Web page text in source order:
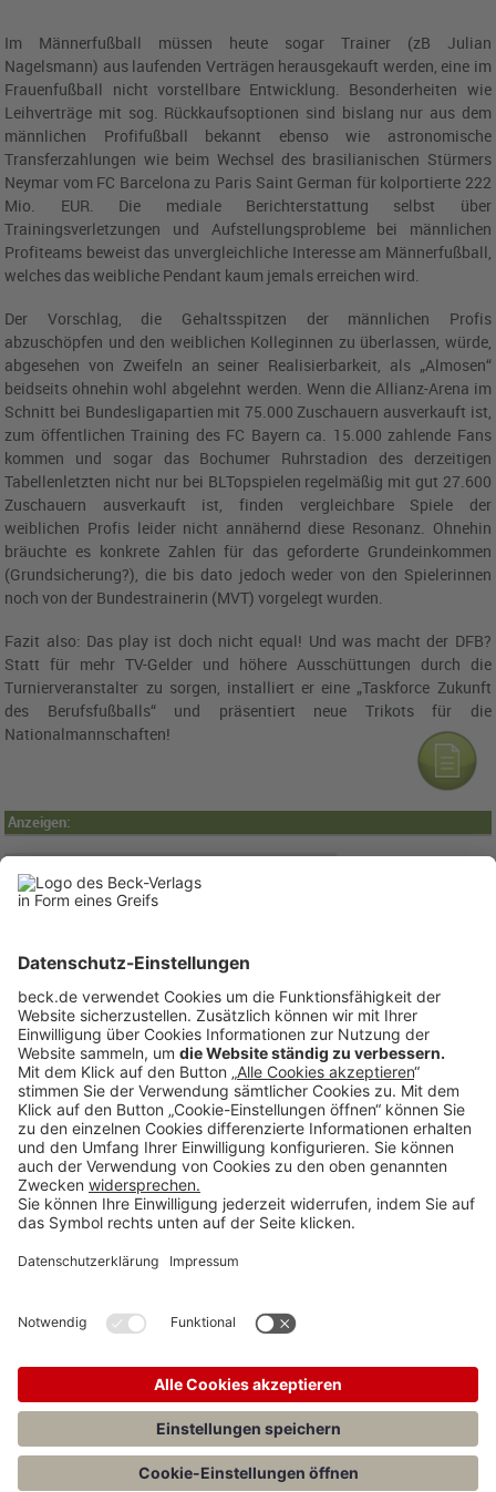
Im Männerfußball müssen heute sogar Trainer (zB Julian
Nagelsmann) aus laufenden Verträgen herausgekauft werden, eine im
Frauenfußball nicht vorstellbare Entwicklung. Besonderheiten wie
Leihverträge mit sog. Rückkaufsoptionen sind bislang nur aus dem
männlichen Profifußball bekannt ebenso wie astronomische
Transferzahlungen wie beim Wechsel des brasilianischen Stürmers
Neymar vom FC Barcelona zu Paris Saint German für kolportierte 222
Mio. EUR. Die mediale Berichterstattung selbst über
Trainingsverletzungen und Aufstellungsprobleme bei männlichen
Profiteams beweist das unvergleichliche Interesse am Männerfußball,
welches das weibliche Pendant kaum jemals erreichen wird.
Der Vorschlag, die Gehaltsspitzen der männlichen Profis
abzuschöpfen und den weiblichen Kolleginnen zu überlassen, würde,
abgesehen von Zweifeln an seiner Realisierbarkeit, als „Almosen“
beidseits ohnehin wohl abgelehnt werden. Wenn die Allianz-Arena im
Schnitt bei Bundesligapartien mit 75.000 Zuschauern ausverkauft ist,
zum öffentlichen Training des FC Bayern ca. 15.000 zahlende Fans
kommen und sogar das Bochumer Ruhrstadion des derzeitigen
Tabellenletzten nicht nur bei BLTopspielen regelmäßig mit gut 27.600
Zuschauern ausverkauft ist, finden vergleichbare Spiele der
weiblichen Profis leider nicht annähernd diese Resonanz. Ohnehin
bräuchte es konkrete Zahlen für das geforderte Grundeinkommen
(Grundsicherung?), die bis dato jedoch weder von den Spielerinnen
noch von der Bundestrainerin (MVT) vorgelegt wurden.
Fazit also: Das play ist doch nicht equal! Und was macht der DFB?
Statt für mehr TV-Gelder und höhere Ausschüttungen durch die
Turnierveranstalter zu sorgen, installiert er eine „Taskforce Zukunft
des Berufsfußballs“ und präsentiert neue Trikots für die
Nationalmannschaften!
Anzeigen:
BECK Stellenmarkt